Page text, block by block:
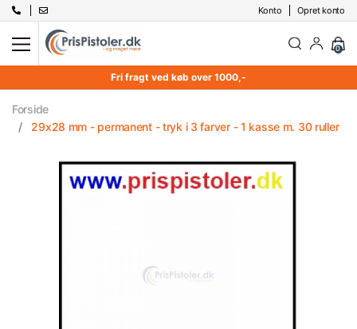
Konto Opret konto
0
Fri fragt ved køb over 1000,-
Forside
29x28 mm - permanent - tryk i 3 farver - 1 kasse m. 30 ruller